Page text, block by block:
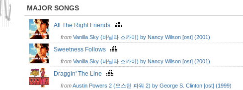
MAJOR SONGS
All The Right Friends
from Vanilla Sky (바닐라 스카이) by Nancy Wilson [ost] (2001)
Sweetness Follows
from Vanilla Sky (바닐라 스카이) by Nancy Wilson [ost] (2001)
Draggin' The Line
fromAustin Powers 2 (오스틴 파워 2) by George S. Clinton [ost] (1999)